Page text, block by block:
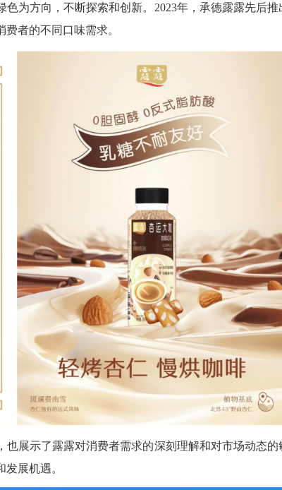
为方向，不断探索和创新。2023年，承德露露先后推
者的不同口味需求。
展示了露露对消费者需求的深刻理解和对市场动态的
展机遇。